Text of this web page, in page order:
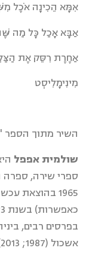
אִמָּא הֵכִינָה אֹכֶל
אַבָּא אָכַל כָּל מַה
אַחֶרֶת רִסֵּק אֶת
מִינִימָלִיסְט
השיר מתוך הספר
שולמית אפפל
ספרי שירה,
1965 בהוצאת
אשכול (1987; 2013) ופרס רעיית נשיא המדינה (2020)